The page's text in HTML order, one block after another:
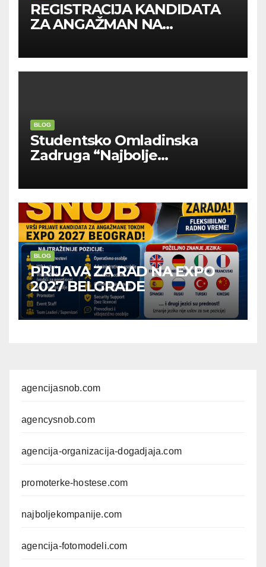
REGISTRACIJA KANDIDATA
ZA ANGAŽMAN NA
BLOG
Studentsko Omladinska
Zadruga “Najbolje
BLOG
PRIJAVA ZA RAD NA EXPO
2027 BELGRADE
agencijasnob.com
agencysnob.com
agencija-organizacija-dogadjaja.com
promoterke-hostese.com
najboljekompanije.com
agencija-fotomodeli.com